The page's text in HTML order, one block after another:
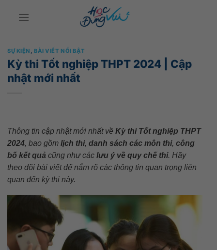
SỰ KIỆN ,BÀI VIẾT NỔI BẬT
Kỳ thi Tốt nghiệp THPT 2024 | Cập
nhật mới nhất
Thông tin cập nhật mới nhất về Kỳ thi Tốt nghiệp THPT
2024, bao gồm lịch thi, danh sách các môn thi, công
bố kết quả cũng như các lưu ý về quy chế thi. Hãy
theo dõi bài viết để nắm rõ các thông tin quan trọng liên
quan đến kỳ thi này.